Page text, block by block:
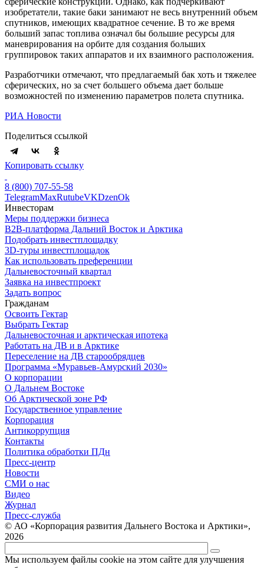
изобретатели, такие баки занимают не весь внутренний объем
спутников, имеющих квадратное сечение. В то же время
больший запас топлива означал бы большие ресурсы для
маневрирования на орбите для создания больших
группировок таких аппаратов и их взаимного расположения.
Разработчики отмечают, что предлагаемый бак хоть и тяжелее
сферических, но за счет большего объема дает больше
возможностей по изменению параметров полета спутника.
РИА Новости
Поделиться ссылкой
Копировать ссылку
8 (800) 707-55-58
TelegramMaxRutubeVKDzenOk
Инвесторам
Меры поддержки бизнеса
B2B-платформа Дальний Восток и Арктика
Подобрать инвестплощадку
3D-туры инвестплощадок
Как использовать преференции
Дальневосточный квартал
Заявка на инвестпроект
Задать вопрос
Гражданам
Освоить Гектар
Выбрать Гектар
Дальневосточная и арктическая ипотека
Работать на ДВ и в Арктике
Переселение на ДВ старообрядцев
Программа «Муравьев-Амурский 2030»
О корпорации
О Дальнем Востоке
Об Арктической зоне РФ
Государственное управление
Корпорация
Антикоррупция
Контакты
Политика обработки ПДн
Пресс-центр
Новости
СМИ о нас
Видео
Журнал
Пресс-служба
© АО «Корпорация развития Дальнего Востока и Арктики»,
2026
Мы используем файлы cookie на этом сайте для улучшения